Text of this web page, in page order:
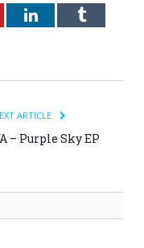
LinkedInTumblr
ARTICLE
– Purple Sky EP